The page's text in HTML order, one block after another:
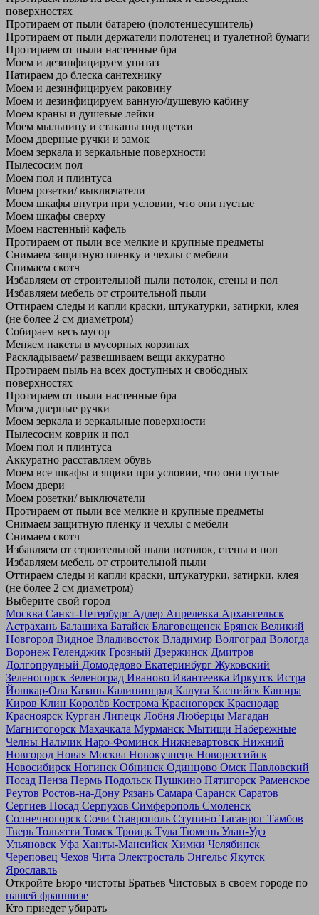
поверхностях
Протираем от пыли батарею (полотенцесушитель)
Протираем от пыли держатели полотенец и туалетной бумаги
Протираем от пыли настенные бра
Моем и дезинфицируем унитаз
Натираем до блеска сантехнику
Моем и дезинфицируем раковину
Моем и дезинфицируем ванную/душевую кабину
Моем краны и душевые лейки
Моем мыльницу и стаканы под щетки
Моем дверные ручки и замок
Моем зеркала и зеркальные поверхности
Пылесосим пол
Моем пол и плинтуса
Моем розетки/ выключатели
Моем шкафы внутри при условии, что они пустые
Моем шкафы сверху
Моем настенный кафель
Протираем от пыли все мелкие и крупные предметы
Снимаем защитную пленку и чехлы с мебели
Снимаем скотч
Избавляем от строительной пыли потолок, стены и пол
Избавляем мебель от строительной пыли
Оттираем следы и капли краски, штукатурки, затирки, клея
(не более 2 см диаметром)
Собираем весь мусор
Меняем пакеты в мусорных корзинах
Раскладываем/ развешиваем вещи аккуратно
Протираем пыль на всех доступных и свободных
поверхностях
Протираем от пыли настенные бра
Моем дверные ручки
Моем зеркала и зеркальные поверхности
Пылесосим коврик и пол
Моем пол и плинтуса
Аккуратно расставляем обувь
Моем все шкафы и ящики при условии, что они пустые
Моем двери
Моем розетки/ выключатели
Протираем от пыли все мелкие и крупные предметы
Снимаем защитную пленку и чехлы с мебели
Снимаем скотч
Избавляем от строительной пыли потолок, стены и пол
Избавляем мебель от строительной пыли
Оттираем следы и капли краски, штукатурки, затирки, клея
(не более 2 см диаметром)
Выберите свой город
Москва Санкт-Петербург Адлер Апрелевка Архангельск
Астрахань Балашиха Батайск Благовещенск Брянск Великий
Новгород Видное Владивосток Владимир Волгоград Вологда
Воронеж Геленджик Грозный Дзержинск Дмитров
Долгопрудный Домодедово Екатеринбург Жуковский
Зеленогорск Зеленоград Иваново Ивантеевка Иркутск Истра
Йошкар-Ола Казань Калининград Калуга Каспийск Кашира
Киров Клин Королёв Кострома Красногорск Краснодар
Красноярск Курган Липецк Лобня Люберцы Магадан
Магнитогорск Махачкала Мурманск Мытищи Набережные
Челны Нальчик Наро-Фоминск Нижневартовск Нижний
Новгород Новая Москва Новокузнецк Новороссийск
Новосибирск Ногинск Обнинск Одинцово Омск Павловский
Посад Пенза Пермь Подольск Пушкино Пятигорск Раменское
Реутов Ростов-на-Дону Рязань Самара Саранск Саратов
Сергиев Посад Серпухов Симферополь Смоленск
Солнечногорск Сочи Ставрополь Ступино Таганрог Тамбов
Тверь Тольятти Томск Троицк Тула Тюмень Улан-Удэ
Ульяновск Уфа Ханты-Мансийск Химки Челябинск
Череповец Чехов Чита Электросталь Энгельс Якутск
Ярославль
Откройте Бюро чистоты Братьев Чистовых в своем городе по
нашей франшизе
Кто приедет убирать